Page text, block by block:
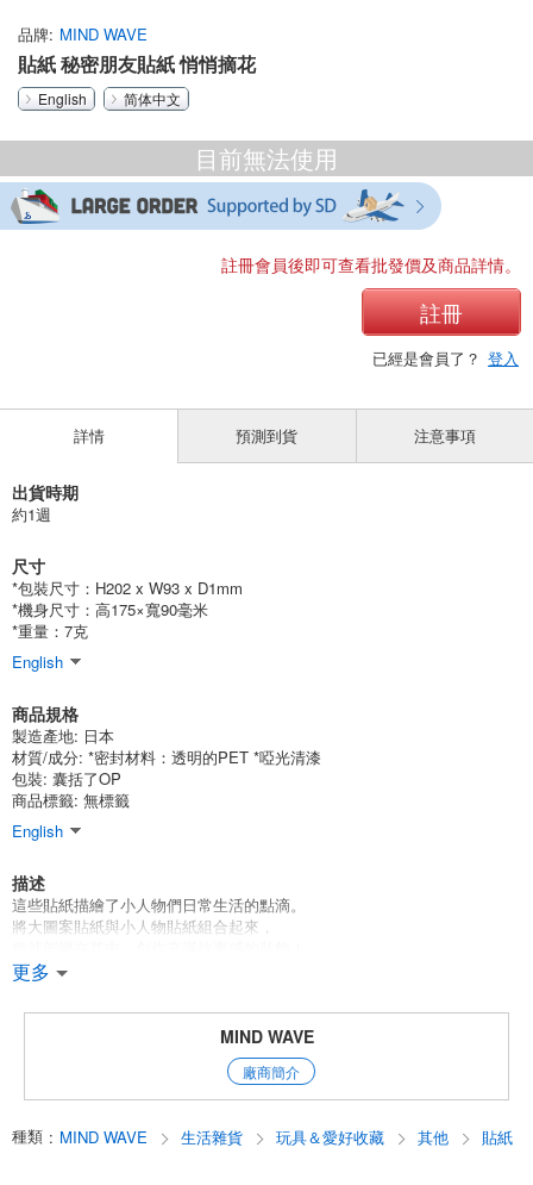
品牌 MIND WAVE
貼紙 秘密朋友貼紙 悄悄摘花
English 简体中文
目前無法使用
註冊會員後即可查看批發價及商品詳情。
註冊
已經是會員了？ 登入
詳情
出貨時期
約1週
尺寸
*包裝尺寸：H202 x W93 x D1mm
*機身尺寸：高175×寬90毫米
*重量：7克
English
商品規格
製造產地: 日本
材質/成分: *密封材料：透明的PET *啞光清漆
包裝: 囊括了OP
商品標籤: 無標籤
English
描述
這些貼紙描繪了小人物們日常生活的點滴。
將大圖案貼紙與小人物貼紙組合起來，
非常適合用來裝飾計劃本及其他物品。
這些貼紙的魅力在於，只需簡單一貼，就能瞬間點亮你的頁面，
而且款式豐富多樣，涵蓋了可愛的角色、圖案和動物設計。
由於我們在材質和質感上傾注了特別的用心，
這些貼紙不僅非常適合裝飾計劃本，更是絕佳的收藏品。
English
更多
預測到貨 注意事項
MIND WAVE
廠商簡介
種類 : MIND WAVE 生活雜貨 玩具＆愛好收藏 其他 貼紙